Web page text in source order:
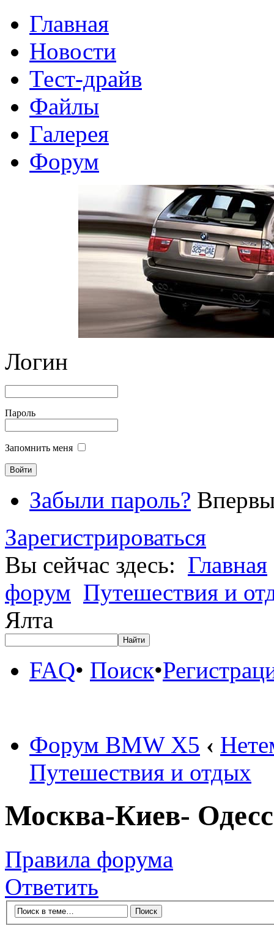
Главная
Новости
Тест-драйв
Файлы
Галерея
Форум
Логин
Пароль
Запомнить меня
Забыли пароль?
Зарегистрироваться
Вы сейчас здесь: Главная
форум Путешествия и
Ялта
FAQ• Поиск•
Форум BMW X5 ‹
Путешествия и отдых
Москва-Киев-
Правила форума
Ответить